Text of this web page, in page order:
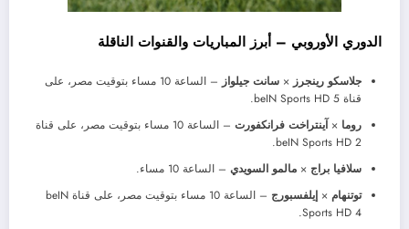
الدوري الأوروبي – أبرز المباريات والقنوات الناقلة
جلاسكو رينجرز × سانت جيلواز
– الساعة 10 مساء بتوقيت مصر، على
قناة beIN Sports HD 5.
روما ×آينتراخت فرانكفورت
– الساعة 10 مساء بتوقيت مصر، على قناة
beIN Sports HD 2.
سلافيا براج × مالمو السويدي – الساعة 10 مساء.
توتنهام × إيلفسبورج
– الساعة 10 مساء بتوقيت مصر، على قناة beIN
Sports HD 4.